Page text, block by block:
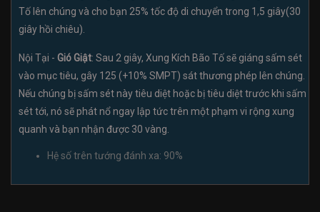
Tố lên chúng và cho bạn 25% tốc độ di chuyển trong 1,5 giây(30
giây hồi chiêu).
Nội Tại - Gió Giật: Sau 2 giây, Xung Kích Bão Tố sẽ giáng sấm sét
vào mục tiêu, gây 125 (+10% SMPT) sát thương phép lên chúng.
Nếu chúng bị sấm sét này tiêu diệt hoặc bị tiêu diệt trước khi sấm
sét tới, nó sẽ phát nổ ngay lập tức trên một phạm vi rộng xung
quanh và bạn nhận được 30 vàng.
Hệ số trên tướng đánh xa: 90%